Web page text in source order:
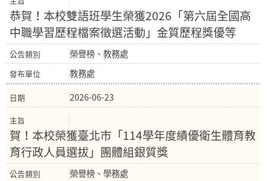
恭賀！本校雙語班學生榮獲2026「第六屆全國高
中職學習歷程檔案徵選活動」金質歷程獎優等
榮譽榜、教務處
教務處
2026-06-23
賀！本校榮獲臺北市「114學年度績優衛生體育教
育行政人員選拔」團體組銀質獎
榮譽榜、學務處